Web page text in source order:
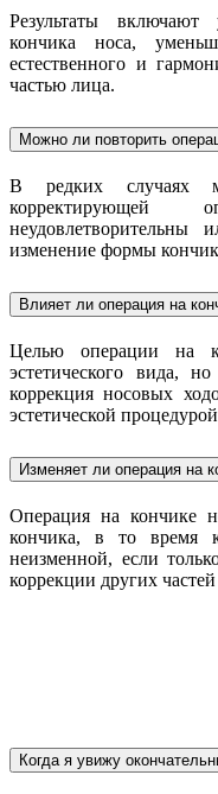
Результаты
кончика носа,
естественного и
частью лица.
Можно ли повторить
В редких случаях
корректирующей
неудовлетворительны
изменение формы
Влияет ли операция на
Целью операции на
эстетического вида,
коррекция носовых
эстетической
Изменяет ли операция на
Операция на кончике
кончика, в то время
неизменной, если
коррекции других
Когда я увижу